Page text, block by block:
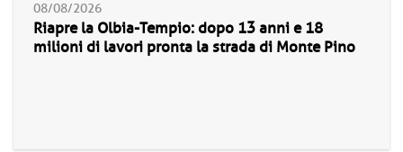
08/08/2026
Riapre la Olbia-Tempio: dopo 13 anni e 18
milioni di lavori pronta la strada di Monte Pino